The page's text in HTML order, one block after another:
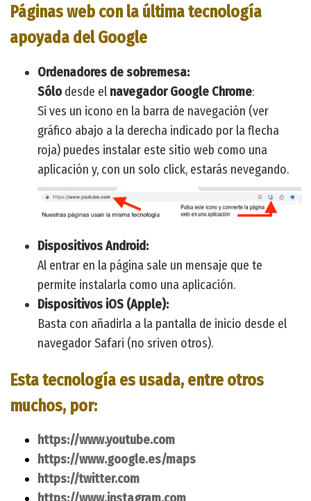
Páginas web con la última tecnología
apoyada del Google
Ordenadores de sobremesa:
Sólo desde el navegador Google Chrome:
Si ves un icono en la barra de navegación (ver
gráfico abajo a la derecha indicado por la flecha
roja) puedes instalar este sitio web como una
aplicación y, con un solo click, estarás nevegando.
Dispositivos Android:
Al entrar en la página sale un mensaje que te
permite instalarla como una aplicación.
Dispositivos iOS (Apple):
Basta con añadirla a la pantalla de inicio desde el
navegador Safari (no sriven otros).
Esta tecnología es usada, entre otros
muchos, por:
https://www.youtube.com
https://www.google.es/maps
https://twitter.com